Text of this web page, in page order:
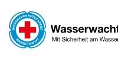
Skip to main content